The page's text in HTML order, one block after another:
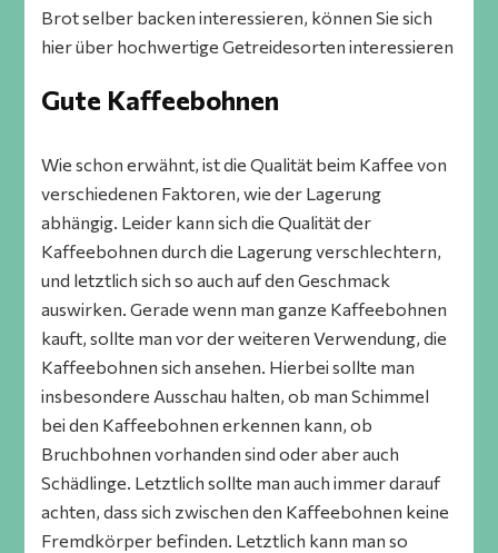
Brot selber backen interessieren, können Sie sich
hier über hochwertige Getreidesorten interessieren
Gute Kaffeebohnen
Wie schon erwähnt, ist die Qualität beim Kaffee von
verschiedenen Faktoren, wie der Lagerung
abhängig. Leider kann sich die Qualität der
Kaffeebohnen durch die Lagerung verschlechtern,
und letztlich sich so auch auf den Geschmack
auswirken. Gerade wenn man ganze Kaffeebohnen
kauft, sollte man vor der weiteren Verwendung, die
Kaffeebohnen sich ansehen. Hierbei sollte man
insbesondere Ausschau halten, ob man Schimmel
bei den Kaffeebohnen erkennen kann, ob
Bruchbohnen vorhanden sind oder aber auch
Schädlinge. Letztlich sollte man auch immer darauf
achten, dass sich zwischen den Kaffeebohnen keine
Fremdkörper befinden. Letztlich kann man so